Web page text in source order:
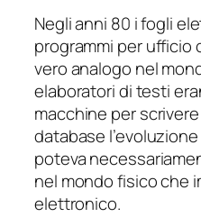
Negli anni 80 i fogli
programmi per ufficio
vero analogo nel
elaboratori di testi
macchine per
database
poteva
nel mondo fisico che
elettronico.